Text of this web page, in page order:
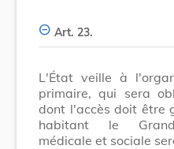
Art. 23.
L'État veille à
primaire, qui sera
dont l'accès doit être
habitant le
médicale et sociale